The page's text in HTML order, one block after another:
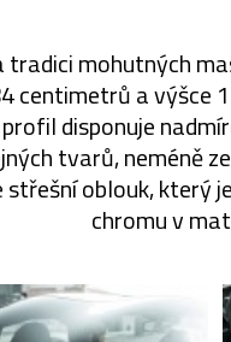
tradici mohutných
centimetrů a výšce
disponuje
tvarů, neméně
oblouk, který
chromu v